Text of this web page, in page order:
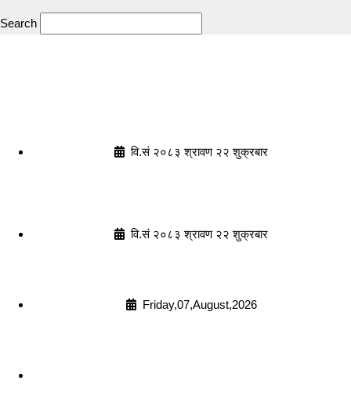
Search
वि.सं २०८३ श्रावण २२ शुक्रबार
वि.सं २०८३ श्रावण २२ शुक्रबार
Friday,07,August,2026